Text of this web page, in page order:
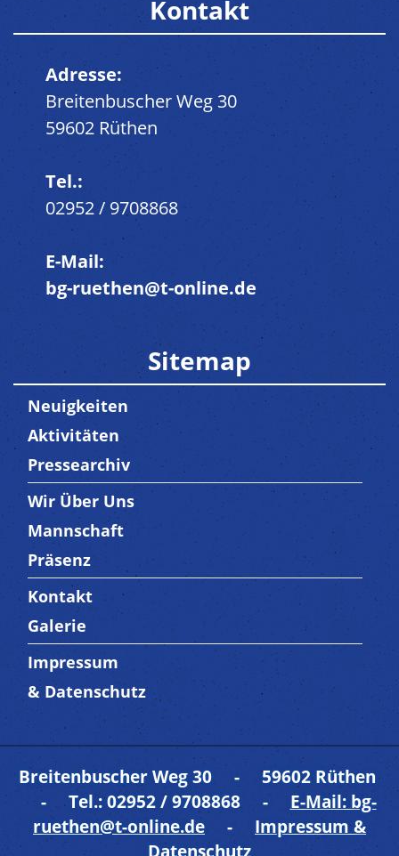
Kontakt
Adresse:
Breitenbuscher Weg 30
59602 Rüthen
Tel.:
02952 / 9708868
E-Mail:
bg-ruethen@t-online.de
Sitemap
Neuigkeiten
Aktivitäten
Pressearchiv
Trenner3
Wir Über Uns
Mannschaft
Präsenz
Trenner4
Kontakt
Galerie
Trenner 5
Impressum
& Datenschutz
Breitenbuscher Weg 30 - 59602 Rüthen
- Tel.: 02952 / 9708868 - E-Mail: bg-
ruethen@t-online.de- Impressum &
Datenschutz